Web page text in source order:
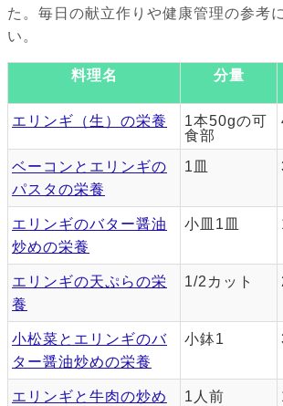
た。毎日の献立作りや健康管理の参考
い。
料理名 分量
エリンギ（生）の栄養
1本50gの可
食部
ベーコンとエリンギの
パスタの栄養
1皿
エリンギのバター醤油
炒めの栄養
小皿1皿
エリンギの天ぷらの栄
養
1/2カット
小松菜とエリンギのバ
ター醤油炒めの栄養
小鉢1
エリンギと牛肉の炒め
1人前